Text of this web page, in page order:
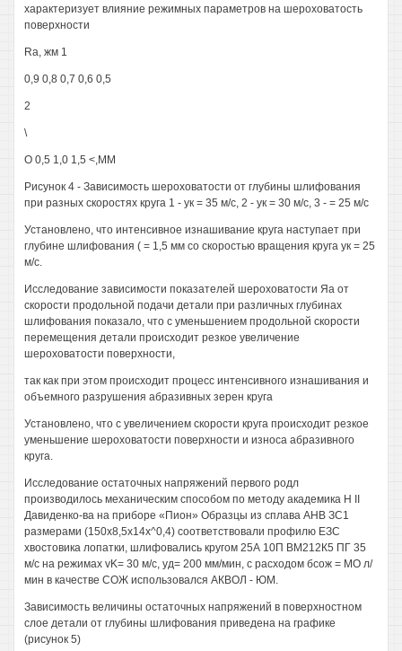
характеризует влияние режимных параметров на шероховатость
поверхности
Ra, жм 1
0,9 0,8 0,7 0,6 0,5
2
\
О 0,5 1,0 1,5 <,ММ
Рисунок 4 - Зависимость шероховатости от глубины шлифования
при разных скоростях круга 1 - ук = 35 м/с, 2 - ук = 30 м/с, 3 - = 25 м/с
Установлено, что интенсивное изнашивание круга наступает при
глубине шлифования ( = 1,5 мм со скоростью вращения круга ук = 25
м/с.
Исследование зависимости показателей шероховатости Яа от
скорости продольной подачи детали при различных глубинах
шлифования показало, что с уменьшением продольной скорости
перемещения детали происходит резкое увеличение
шероховатости поверхности,
так как при этом происходит процесс интенсивного изнашивания и
объемного разрушения абразивных зерен круга
Установлено, что с увеличением скорости круга происходит резкое
уменьшение шероховатости поверхности и износа абразивного
круга.
Исследование остаточных напряжений первого родл
производилось механическим способом по методу академика Н II
Давиденко-ва на приборе «Пион» Образцы из сплава AHB ЗС1
размерами (150x8,5x14x^0,4) соответствовали профилю ЕЗС
хвостовика лопатки, шлифовались кругом 25А 10П ВМ212К5 ПГ 35
м/с на режимах vK= 30 м/с, уд= 200 мм/мин, с расходом бсож = МО л/
мин в качестве СОЖ использовался АКВОЛ - ЮМ.
Зависимость величины остаточных напряжений в поверхностном
слое детали от глубины шлифования приведена на графике
(рисунок 5)